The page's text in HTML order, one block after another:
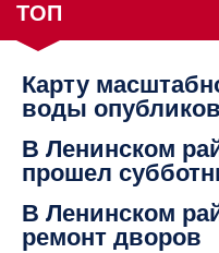
ТОП
Карту
воды
В Ленинском
прошел
В Ленинском
ремонт дворов